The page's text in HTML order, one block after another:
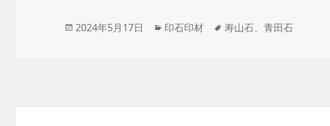
发
2024年5月17日
分
印石印材
标
寿山石、青田石